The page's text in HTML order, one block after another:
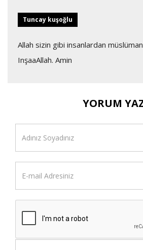
Tuncay kuşoğlu
Allah sizin gibi insanlardan
InşaaAllah. Amin
YORUM